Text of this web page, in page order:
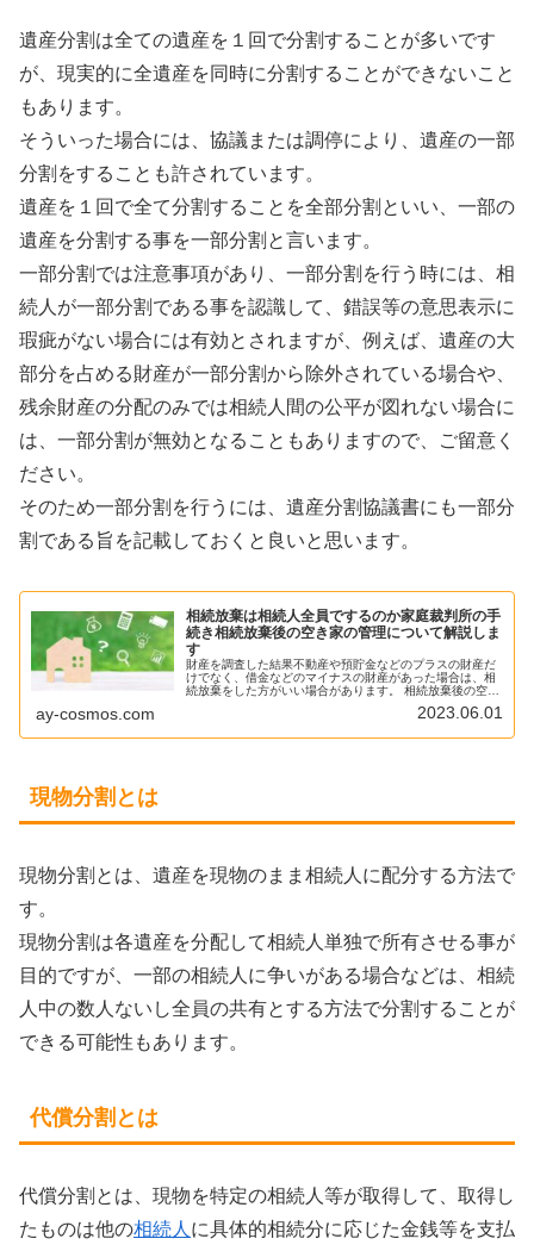
遺産分割は全ての遺産を１回で分割することが多いです
が、現実的に全遺産を同時に分割することができないこと
もあります。
そういった場合には、協議または調停により、遺産の一部
分割をすることも許されています。
遺産を１回で全て分割することを全部分割といい、一部の
遺産を分割する事を一部分割と言います。
一部分割では注意事項があり、一部分割を行う時には、相
続人が一部分割である事を認識して、錯誤等の意思表示に
瑕疵がない場合には有効とされますが、例えば、遺産の大
部分を占める財産が一部分割から除外されている場合や、
残余財産の分配のみでは相続人間の公平が図れない場合に
は、一部分割が無効となることもありますので、ご留意く
ださい。
そのため一部分割を行うには、遺産分割協議書にも一部分
割である旨を記載しておくと良いと思います。
相続放棄は相続人全員でするのか家庭裁判所の手
続き相続放棄後の空き家の管理について解説しま
す
財産を調査した結果不動産や預貯金などのプラスの財産だ
けでなく、借金などのマイナスの財産があった場合は、相
続放棄をした方がいい場合があります。 相続放棄後の空き
ay-cosmos.com 2023.06.01
現物分割とは
現物分割とは、遺産を現物のまま相続人に配分する方法で
す。
現物分割は各遺産を分配して相続人単独で所有させる事が
目的ですが、一部の相続人に争いがある場合などは、相続
人中の数人ないし全員の共有とする方法で分割することが
できる可能性もあります。
代償分割とは
代償分割とは、現物を特定の相続人等が取得して、取得し
たものは他の相続人 に具体的相続分に応じた金銭等を支払